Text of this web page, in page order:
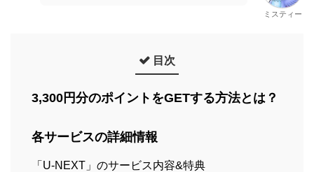
ミスティー
目次
3,300円分のポイントをGETする方法とは？
各サービスの詳細情報
「U-NEXT」のサービス内容&特典